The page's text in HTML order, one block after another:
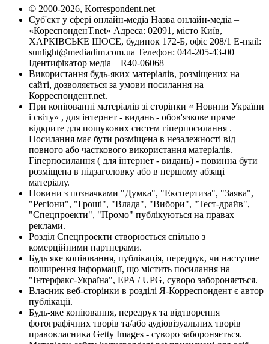
© 2000-2026, Korrespondent.net
Суб'єкт у сфері онлайн-медіа Назва онлайн-медіа –
«КореспонденТ.net» Адреса: 02091, місто Київ,
ХАРКІВСЬКЕ ШОСЕ, будинок 172-Б, офіс 208/1 E-mail:
sunlight@mediadim.com.ua Телефон: 044-205-43-00
Ідентифікатор медіа – R40-06068
Використання будь-яких матеріалів, розміщених на
сайті, дозволяється за умови посилання на
Корреспондент.net.
При копіюванні матеріалів зі сторінки « Новини України
і світу» , для інтернет - видань - обов'язкове пряме
відкрите для пошукових систем гіперпосилання .
Посилання має бути розміщена в незалежності від
повного або часткового використання матеріалів.
Гіперпосилання ( для інтернет - видань) - повинна бути
розміщена в підзаголовку або в першому абзаці
матеріалу.
Новини з позначками "Думка", "Експертиза", "Заява",
"Регіони", "Гроші", "Влада", "Вибори", "Тест-драйв",
"Спецпроекти", "Промо" публікуються на правах
реклами.
Розділ Спецпроекти створюється спільно з
комерційними партнерами.
Будь яке копіювання, публікація, передрук, чи наступне
поширення інформації, що містить посилання на
"Інтерфакс-Україна", EPA / UPG, суворо забороняється.
Власник веб-сторінки в розділі Я-Корреспондент є автор
публікації.
Будь-яке копіювання, передрук та відтворення
фотографічних творів та/або аудіовізуальних творів
правовласника Getty Images - суворо забороняється.